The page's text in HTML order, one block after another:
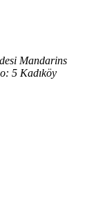
Mandarins
5 Kadıköy